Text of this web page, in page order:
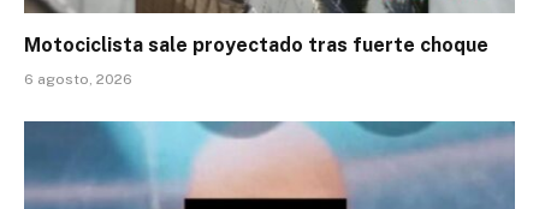
Motociclista sale proyectado tras fuerte choque
6 agosto, 2026